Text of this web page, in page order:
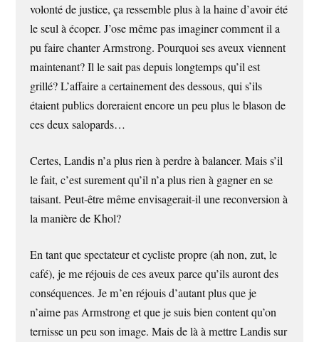
volonté de justice, ça ressemble plus à la haine d’avoir été
le seul à écoper. J’ose même pas imaginer comment il a
pu faire chanter Armstrong. Pourquoi ses aveux viennent
maintenant? Il le sait pas depuis longtemps qu’il est
grillé? L’affaire a certainement des dessous, qui s’ils
étaient publics doreraient encore un peu plus le blason de
ces deux salopards…
Certes, Landis n’a plus rien à perdre à balancer. Mais s’il
le fait, c’est surement qu’il n’a plus rien à gagner en se
taisant. Peut-être même envisagerait-il une reconversion à
la manière de Khol?
En tant que spectateur et cycliste propre (ah non, zut, le
café), je me réjouis de ces aveux parce qu’ils auront des
conséquences. Je m’en réjouis d’autant plus que je
n’aime pas Armstrong et que je suis bien content qu’on
ternisse un peu son image. Mais de là à mettre Landis sur